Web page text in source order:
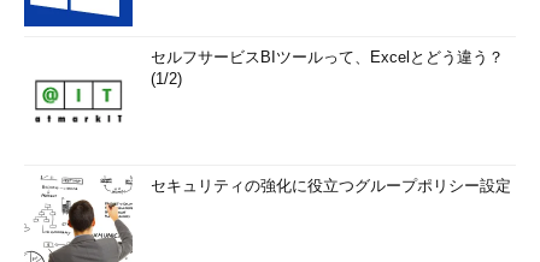
セルフサービスBIツールって、Excelとどう違う？
(1/2)
セキュリティの強化に役立つグループポリシー設定